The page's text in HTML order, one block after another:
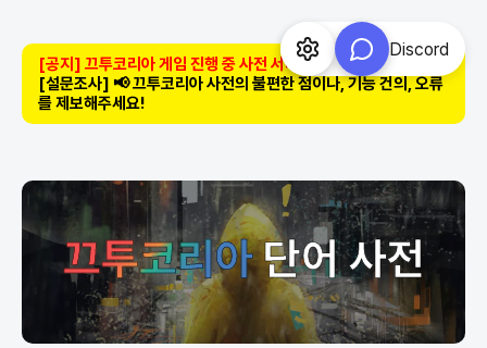
Discord
[공지] 끄투코리아 게임 진행 중 사전 서비스 이용 제한 안내
[설문조사] 📢 끄투코리아 사전의 불편한 점이나, 기능 건의, 오류
를 제보해주세요!
끄투코리아단어 사전